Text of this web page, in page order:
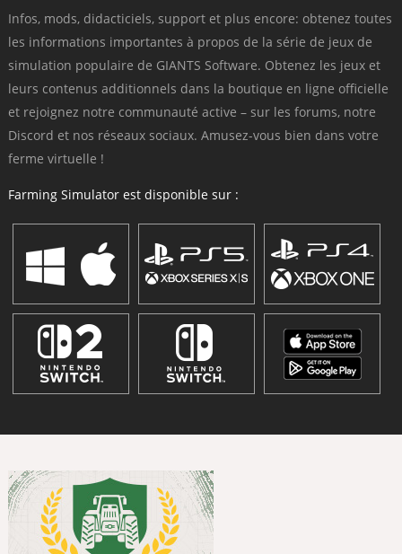
Infos, mods, didacticiels, support et plus encore: obtenez toutes
les informations importantes à propos de la série de jeux de
simulation populaire de GIANTS Software. Obtenez les jeux et
leurs contenus additionnels dans la boutique en ligne officielle
et rejoignez notre communauté active – sur les forums, notre
Discord et nos réseaux sociaux. Amusez-vous bien dans votre
ferme virtuelle !
Farming Simulator est disponible sur :